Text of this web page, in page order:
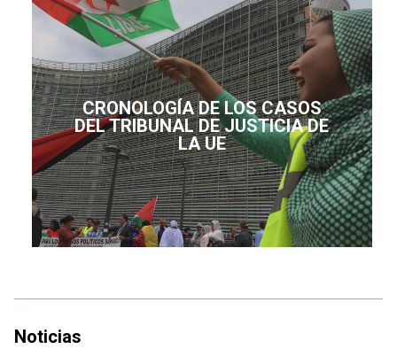
CRONOLOGÍA DE LOS CASOS
DEL TRIBUNAL DE JUSTICIA DE
LA UE
Noticias